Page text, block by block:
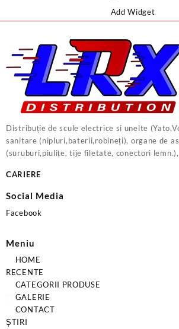
Add Widget
Distribuție de scule electrice si unelte
sanitare (nipluri,baterii,robineți), organe de
(suruburi,piulițe, tije filetate, conectori
CARIERE
Social Media
Facebook
Meniu
HOME
RECENTE
CATEGORII PRODUSE
GALERIE
CONTACT
ȘTIRI